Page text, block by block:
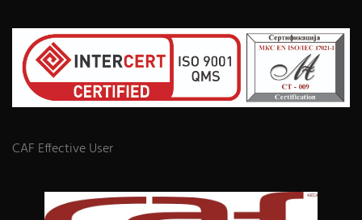
CAF Effective User